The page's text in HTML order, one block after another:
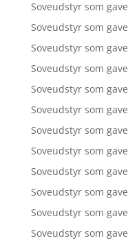
Soveudstyr som gave
Soveudstyr som gave
Soveudstyr som gave
Soveudstyr som gave
Soveudstyr som gave
Soveudstyr som gave
Soveudstyr som gave
Soveudstyr som gave
Soveudstyr som gave
Soveudstyr som gave
Soveudstyr som gave
Soveudstyr som gave